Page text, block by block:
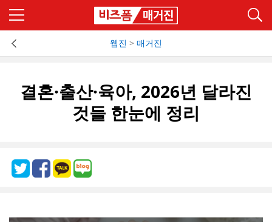
웹진 > 매거진
결혼·출산·육아, 2026년 달라진
것들 한눈에 정리